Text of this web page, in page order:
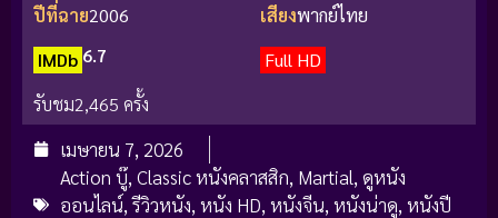
ปีที่ฉาย2006 เสียงพากย์ไทย
IMDb 6.7
Full HD
รับชม2,465 ครั้ง
เมษายน 7, 2026
Action บู๊, Classic หนังคลาสสิก, Martial, ดูหนัง
ออนไลน์,รีวิวหนัง, หนัง HD, หนังจีน, หนังน่าดู, หนังปี